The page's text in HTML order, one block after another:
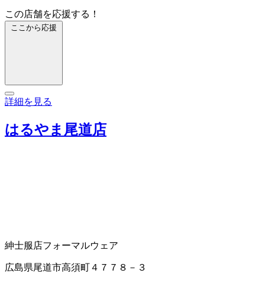
この店舗を応援する！
ここから応援
詳細を見る
はるやま尾道店
紳士服店フォーマルウェア
広島県尾道市高須町４７７８－３